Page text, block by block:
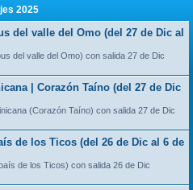
2025
del valle del Omo (del 27 de Dic al
del valle del Omo) con salida 27 de Dic
| Corazón Taíno (del 27 de Dic
(Corazón Taíno) con salida 27 de Dic
de los Ticos (del 26 de Dic al 6 de
de los Ticos) con salida 26 de Dic